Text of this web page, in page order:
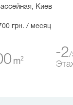
Киев
грн. / месяц
m2 -2